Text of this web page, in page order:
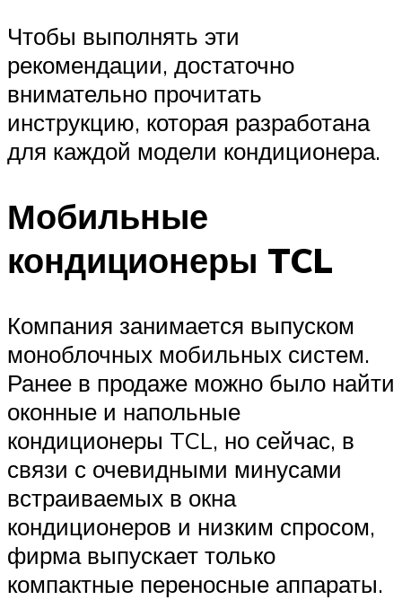
Чтобы выполнять эти
рекомендации, достаточно
внимательно прочитать
инструкцию, которая разработана
для каждой модели кондиционера.
Мобильные
кондиционеры TCL
Компания занимается выпуском
моноблочных мобильных систем.
Ранее в продаже можно было найти
оконные и напольные
кондиционеры TCL, но сейчас, в
связи с очевидными минусами
встраиваемых в окна
кондиционеров и низким спросом,
фирма выпускает только
компактные переносные аппараты.